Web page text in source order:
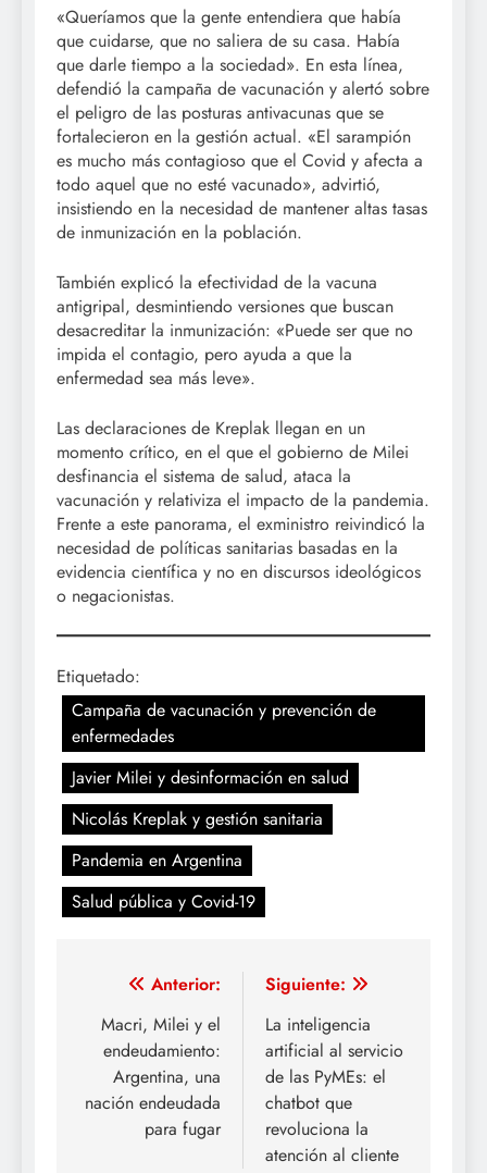
«Queríamos que la gente entendiera que había
que cuidarse, que no saliera de su casa. Había
que darle tiempo a la sociedad». En esta línea,
defendió la campaña de vacunación y alertó sobre
el peligro de las posturas antivacunas que se
fortalecieron en la gestión actual. «El sarampión
es mucho más contagioso que el Covid y afecta a
todo aquel que no esté vacunado», advirtió,
insistiendo en la necesidad de mantener altas tasas
de inmunización en la población.
También explicó la efectividad de la vacuna
antigripal, desmintiendo versiones que buscan
desacreditar la inmunización: «Puede ser que no
impida el contagio, pero ayuda a que la
enfermedad sea más leve».
Las declaraciones de Kreplak llegan en un
momento crítico, en el que el gobierno de Milei
desfinancia el sistema de salud, ataca la
vacunación y relativiza el impacto de la pandemia.
Frente a este panorama, el exministro reivindicó la
necesidad de políticas sanitarias basadas en la
evidencia científica y no en discursos ideológicos
o negacionistas.
Etiquetado:
Campaña de vacunación y prevención de
enfermedades
Javier Milei y desinformación en salud
Nicolás Kreplak y gestión sanitaria
Pandemia en Argentina
Salud pública y Covid-19
Navegación
de
entradas
Anterior:
Macri, Milei y el
endeudamiento:
Argentina, una
nación endeudada
para fugar
Siguiente:
La inteligencia
artificial al servicio
de las PyMEs: el
chatbot que
revoluciona la
atención al cliente